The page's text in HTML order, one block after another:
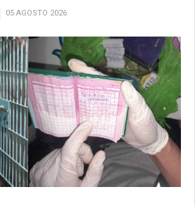
05 AGOSTO 2026